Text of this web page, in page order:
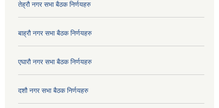
तेह्रौ नगर सभा बैठक निर्णयहरु
बाह्रौ नगर सभा बैठक निर्णयहरु
एघारौ नगर सभा बैठक निर्णयहरु
दशौ नगर सभा बैठक निर्णयहरु